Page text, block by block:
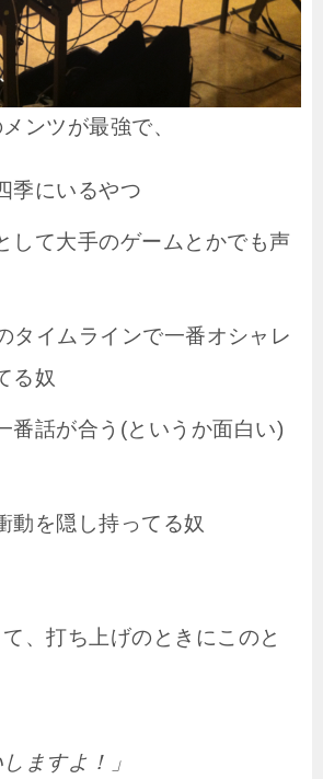
ンツが最強で、
季にいるやつ
して大手のゲームとかでも声
タイムラインで一番オシャレ
る奴
番話が合う(というか面白い)
動を隠し持ってる奴
、打ち上げのときにこのと
ますよ！」